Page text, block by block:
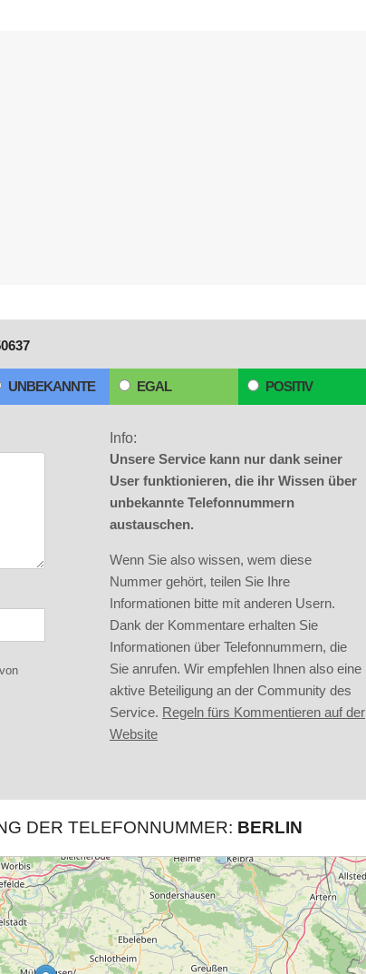
UNBEKANNTE EGAL POSITIV
Info:
Unsere Service kann nur dank seiner
User funktionieren, die ihr Wissen über
unbekannte Telefonnummern
austauschen.
Wenn Sie also wissen, wem diese
Nummer gehört, teilen Sie Ihre
Informationen bitte mit anderen Usern.
Dank der Kommentare erhalten Sie
Informationen über Telefonnummern, die
Sie anrufen. Wir empfehlen Ihnen also eine
aktive Beteiligung an der Community des
Service. Regeln fürs Kommentieren auf der
Website
DER TELEFONNUMMER: BERLIN